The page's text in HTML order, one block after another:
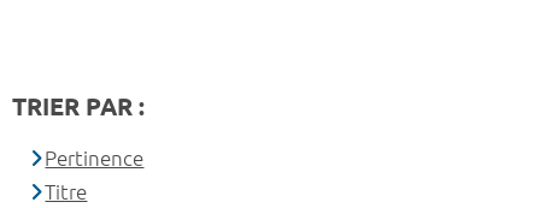
TRIER PAR :
Pertinence
Titre